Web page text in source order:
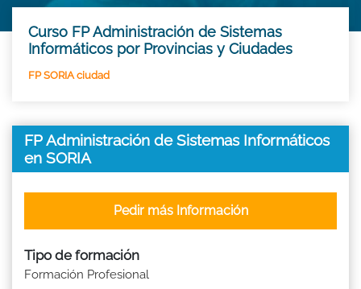
Curso FP Administración de Sistemas
Informáticos por Provincias y Ciudades
FP SORIA ciudad
FP Administración de Sistemas Informáticos
en SORIA
Tipo de formación
Formación Profesional
Pedir más Información